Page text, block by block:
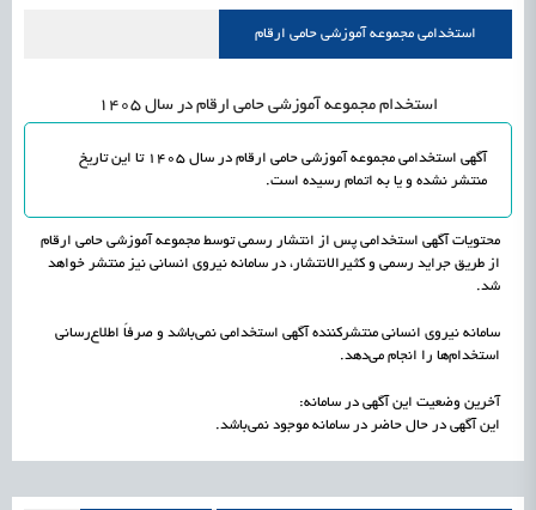
اشتغال و کارآفرینی رسیدن مجوز ایجاد «سندباکس» به نهادهای توسعه‌ای و صنفیاستخدامی مجموعه آموزشی حامی ارقام
استخدام مجموعه آموزشی حامی ارقام در سال 1405
آگهی استخدامی مجموعه آموزشی حامی ارقام در سال 1405 تا این تاریخ
منتشر نشده و یا به اتمام رسیده است.
محتویات آگهی استخدامی پس از انتشار رسمی توسط مجموعه آموزشی حامی ارقام
از طریق جراید رسمی و کثیرالانتشار، در سامانه نیروی انسانی نیز منتشر خواهد
شد.
سامانه نیروی انسانی منتشرکننده آگهی استخدامی نمی‌باشد و صرفاً اطلاع‌رسانی
استخدام‌ها را انجام می‌دهد.
آخرین وضعیت این آگهی در سامانه:
این آگهی در حال حاضر در سامانه موجود نمی‌باشد.